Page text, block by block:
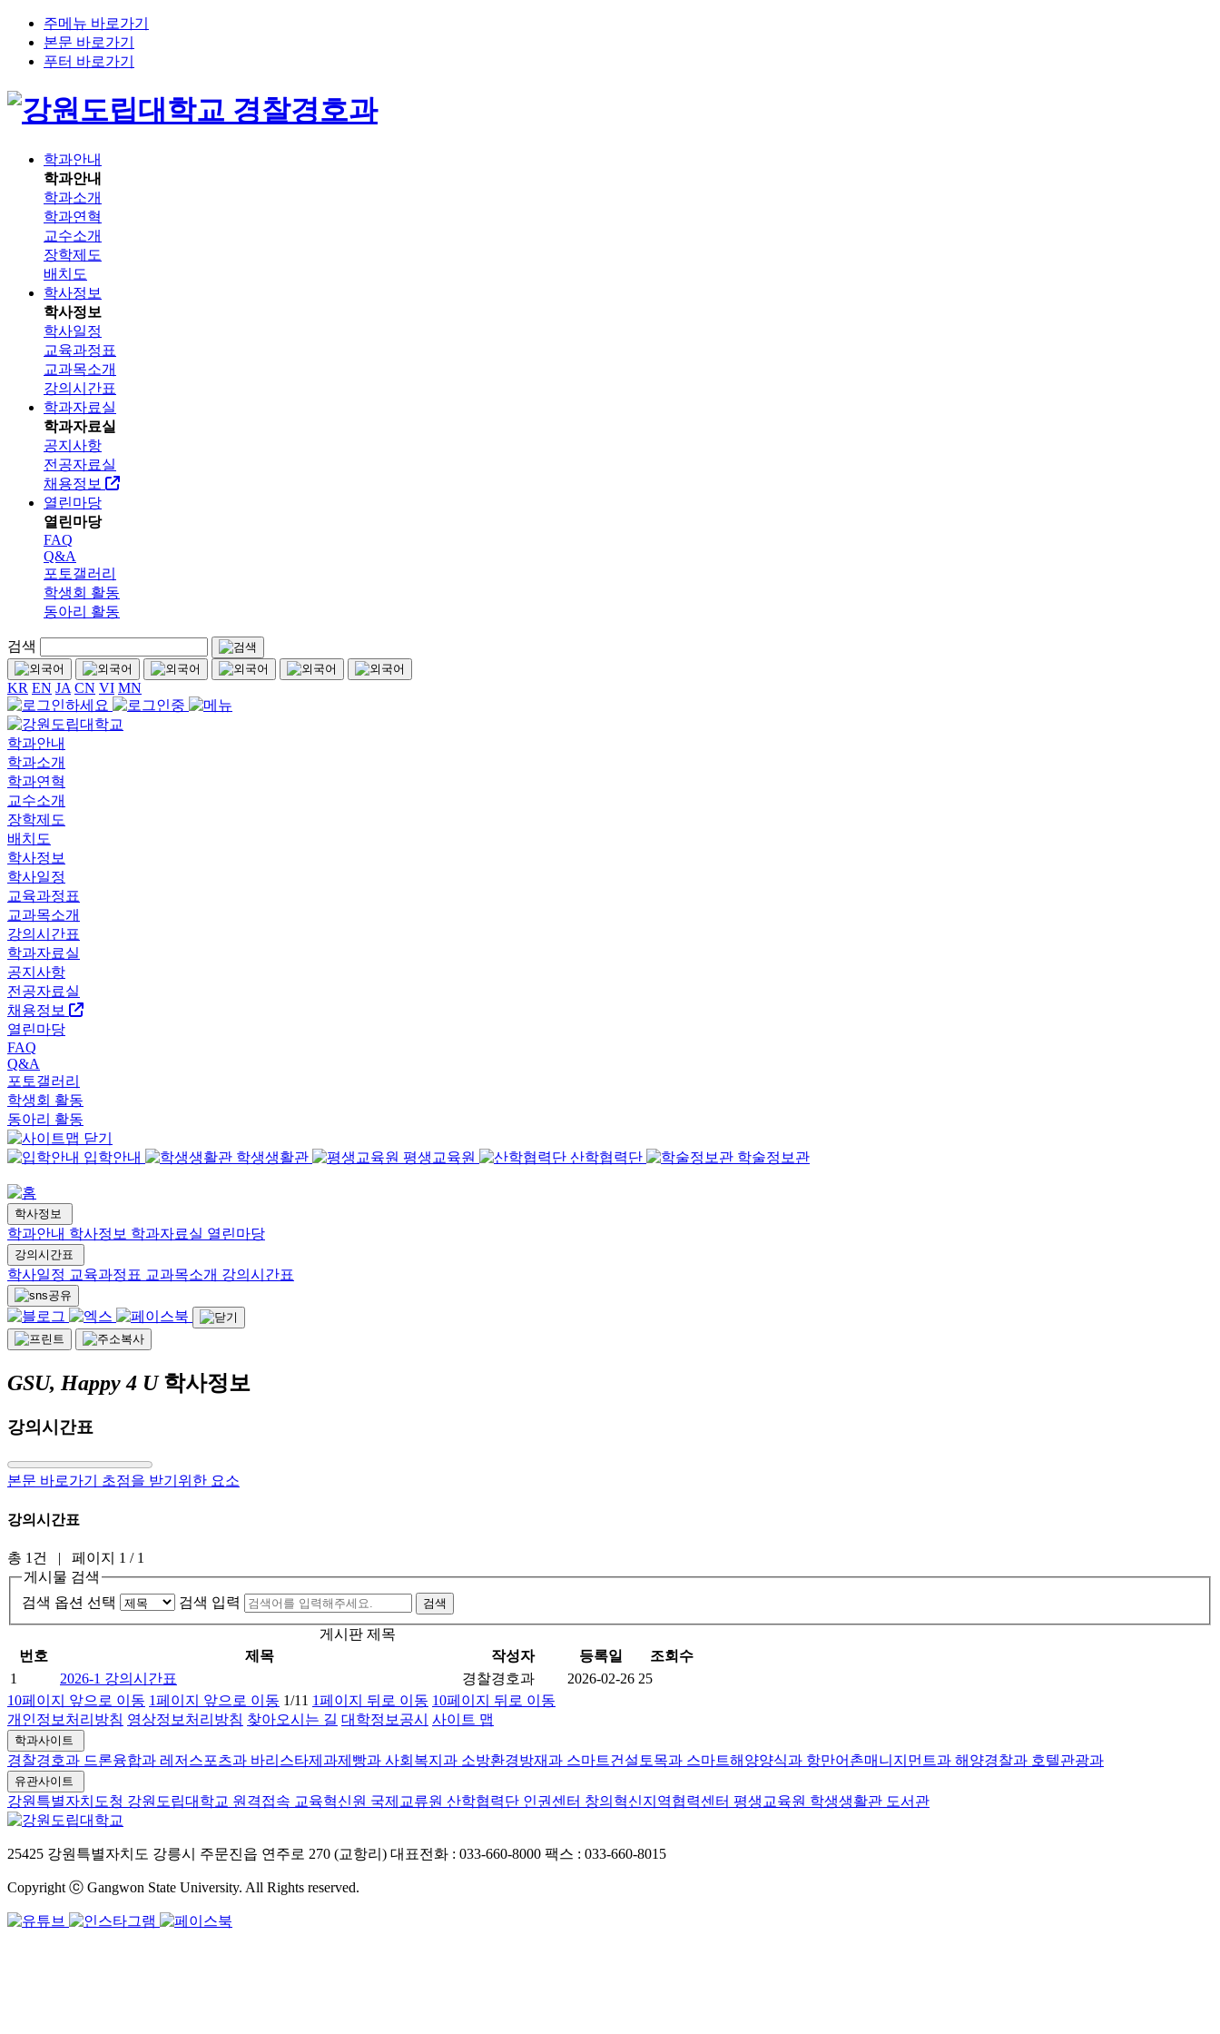
주메뉴 바로가기
본문 바로가기
푸터 바로가기
경찰경호과
학과안내
학과안내
학과소개
학과연혁
교수소개
장학제도
배치도
학사정보
학사정보
학사일정
교육과정표
교과목소개
강의시간표
학과자료실
학과자료실
공지사항
전공자료실
채용정보
열린마당
열린마당
FAQ
Q&A
포토갤러리
학생회 활동
동아리 활동
검색
KR EN JA CN VI MN
학과안내
학과소개
학과연혁
교수소개
장학제도
배치도
학사정보
학사일정
교육과정표
교과목소개
강의시간표
학과자료실
공지사항
전공자료실
채용정보
열린마당
FAQ
Q&A
포토갤러리
학생회 활동
동아리 활동
입학안내 학생생활관 평생교육원 산학협력단 학술정보관
학사정보
학과안내 학사정보 학과자료실 열린마당
강의시간표
학사일정 교육과정표 교과목소개 강의시간표
GSU, Happy 4 U 학사정보
강의시간표
본문 바로가기 초점을 받기위한 요소
강의시간표
총 1건
| 페이지 1 / 1
게시물 검색
검색 옵션 선택
검색 입력
게시판 제목
번호
제목 작성자 등록일
조회수
1
2026-1 강의시간표 경찰경호과 2026-02-26 25
10페이지 앞으로 이동 1페이지 앞으로 이동 1/1 1 1페이지 뒤로 이동 10페이지 뒤로 이동
개인정보처리방침 영상정보처리방침 찾아오시는 길 대학정보공시 사이트 맵
학과사이트
경찰경호과 드론융합과 레저스포츠과 바리스타제과제빵과 사회복지과 소방환경방재과 스마트건설토목과 스마트해양양식과 항만어촌매니지먼트과 해양경찰과 호텔관광과
유관사이트
강원특별자치도청 강원도립대학교 원격접속 교육혁신원 국제교류원 산학협력단 인권센터 창의혁신지역협력센터 평생교육원 학생생활관 도서관
25425 강원특별자치도 강릉시 주문진읍 연주로 270 (교항리) 대표전화 : 033-660-8000 팩스 : 033-660-8015
Copyright ⓒ Gangwon State University. All Rights reserved.